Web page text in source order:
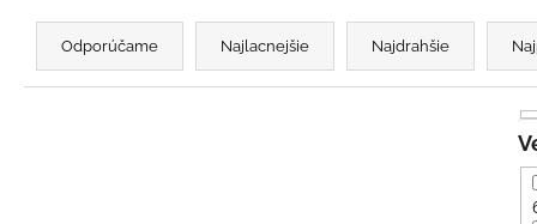
R
d
Odporúčame Najlacnejšie Najdrahšie